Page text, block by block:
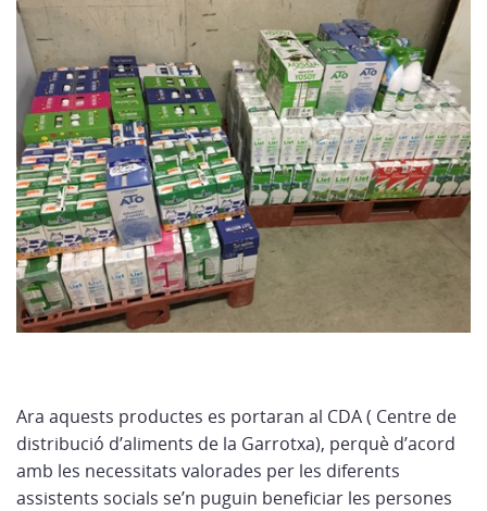
Ara aquests productes es portaran al CDA ( Centre de
distribució d’aliments de la Garrotxa), perquè d’acord
amb les necessitats valorades per les diferents
assistents socials se’n puguin beneficiar les persones